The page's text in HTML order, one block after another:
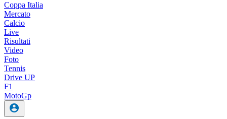
Coppa Italia
Mercato
Calcio
Live
Risultati
Video
Foto
Tennis
Drive UP
F1
MotoGp